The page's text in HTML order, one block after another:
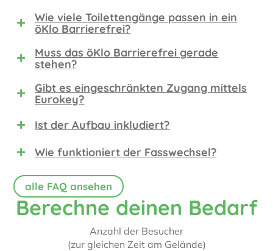
Wie viele Toilettengänge passen in ein
öKlo Barrierefrei?
Muss das öKlo Barrierefrei gerade
stehen?
Gibt es eingeschränkten Zugang mittels
Eurokey?
Ist der Aufbau inkludiert?
Wie funktioniert der Fasswechsel?
alle FAQ ansehen
Berechne deinen Bedarf
Anzahl der Besucher
(zur gleichen Zeit am Gelände)